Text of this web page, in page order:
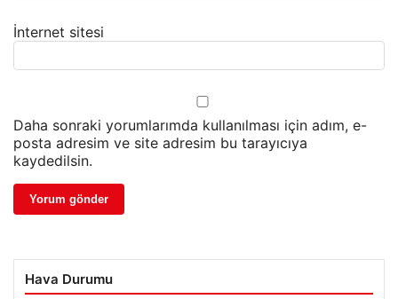
İnternet sitesi
Daha sonraki yorumlarımda kullanılması için adım, e-
posta adresim ve site adresim bu tarayıcıya
kaydedilsin.
Hava Durumu